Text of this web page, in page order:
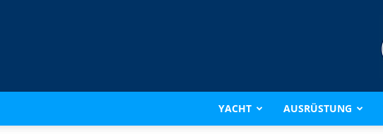
YACHT AUSRÜSTUNG